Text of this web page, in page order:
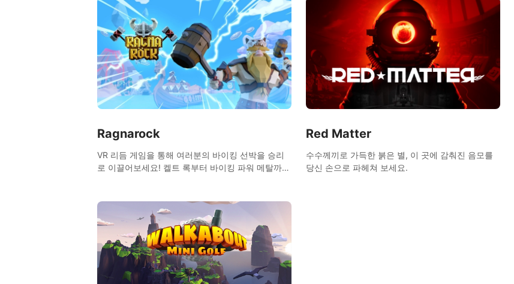
Ragnarock
VR 리듬 게임을 통해 여러분의 바이킹 선박을 승리
로 이끌어보세요! 켈트 록부터 바이킹 파워 메탈까지
Red Matter
수수께끼로 가득한 붉은 별, 이 곳에 감춰진 음모를
당신 손으로 파헤쳐 보세요.